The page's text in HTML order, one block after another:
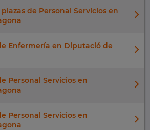
de Personal Servicios en
Enfermería en Diputació de
Personal Servicios en
Personal Servicios en